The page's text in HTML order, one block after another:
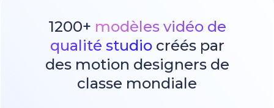
1200+ modèles vidéo de
qualité studiocréés par
des motion designers de
classe mondiale